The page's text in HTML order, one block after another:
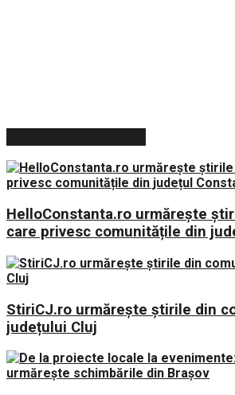
HelloConstanta.ro urmărește
care privesc comunitățile din
StiriCJ.ro urmărește știrile din
județului Cluj